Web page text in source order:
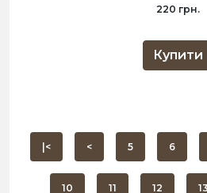
220 грн.
Купити
|< < 5 6
10 11 12 13